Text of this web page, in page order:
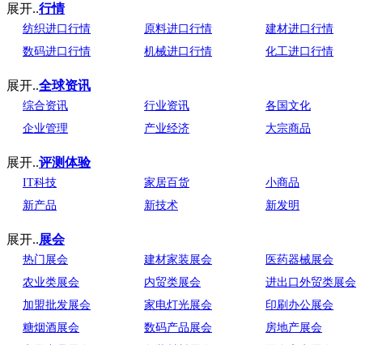
展开..行情
纺织进口行情 原料进口行情 建材进口行情
数码进口行情
机械进口行情 化工进口行情
展开..全球资讯
综合资讯 行业资讯 各国文化
企业管理
产业经济 大宗商品
展开..评测体验
IT科技 家居百货 小商品
新产品
新技术 新发明
展开..展会
热门展会 建材家装展会 医药器械展会
农业类展会
内贸类展会 进出口外贸类展会
加盟批发展会
家电灯光展会 印刷办公展会
糖烟酒展会
数码产品展会 房地产展会